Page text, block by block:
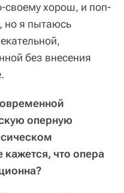
своему хорош, и поп-
но я пытаюсь
без внесения
оперную
что опера